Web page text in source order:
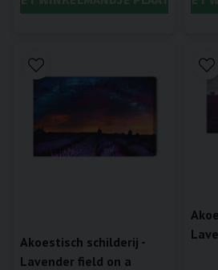
Akoestisch schilderij -
Lavender field on a